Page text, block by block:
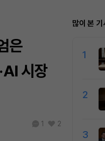
은
시장
1 2
많이 본 기
1
2
3